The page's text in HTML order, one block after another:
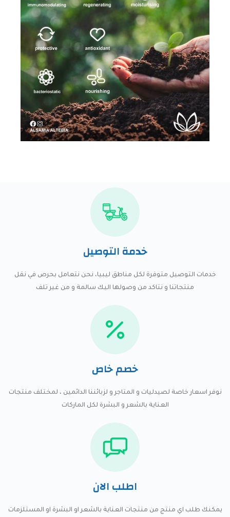
خدمة التوصيل​​
خدمات التوصيل متوفرة لكل مناطق ليبيا، نحن نتعامل بحرص في نقل
منتجاتنا و نتاكد من وصولها اليك سالمة و من غير تلف
خصم خاص
نوفر اسعار خاصة لصيدليات و المتاجر و لزبائننا الدائمين ، لمختلف منتجات
العناية بالشعر و البشرة لكل الماركات
اطلب الان
يمكنك طلب اي منتج من منتجات العناية بالشعر او البشرة او المستلزمات